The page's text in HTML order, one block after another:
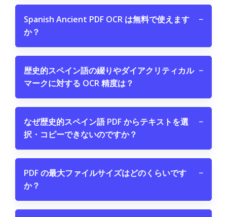
Spanish Ancient PDF OCR は無料で使えます
か？
−
歴史的スペイン語の綴りやダイアクリティカル
マークに対する OCR 精度は？
−
なぜ歴史的スペイン語 PDF からテキストを選
択・コピーできないのですか？
−
PDF の最大ファイルサイズはどのくらいです
か？
−